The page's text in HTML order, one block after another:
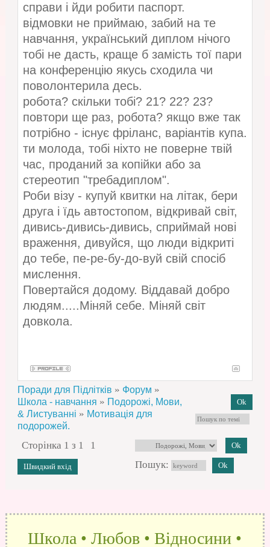
справи і йди робити паспорт.
відмовки не приймаю, забий на те
навчання, український диплом нічого
тобі не дасть, краще б замість тої пари
на конференцію якусь сходила чи
поволонтерила десь.
робота? скільки тобі? 21? 22? 23?
повтори ще раз, робота? якщо вже так
потрібно - існує фріланс, варіантів купа.
ти молода, тобі ніхто не поверне твій
час, проданий за копійки або за
стереотип "требадиплом".
Роби візу - купуй квитки на літак, бери
друга і їдь автостопом, відкривай світ,
дивись-дивись-дивись, сприймай нові
враження, дивуйся, що люди відкриті
до тебе, пе-ре-бу-до-вуй свій спосіб
мислення.
Повертайся додому. Віддавай добро
людям.....Міняй себе. Міняй світ
довкола.
Поради для Підлітків » Форум »
Школа - навчання » Подорожі, Мови,
& Листуванні » Мотивація для
подорожей.
Сторінка 1 з 1
1
Пошук:
Школа • Любов • Відносини •